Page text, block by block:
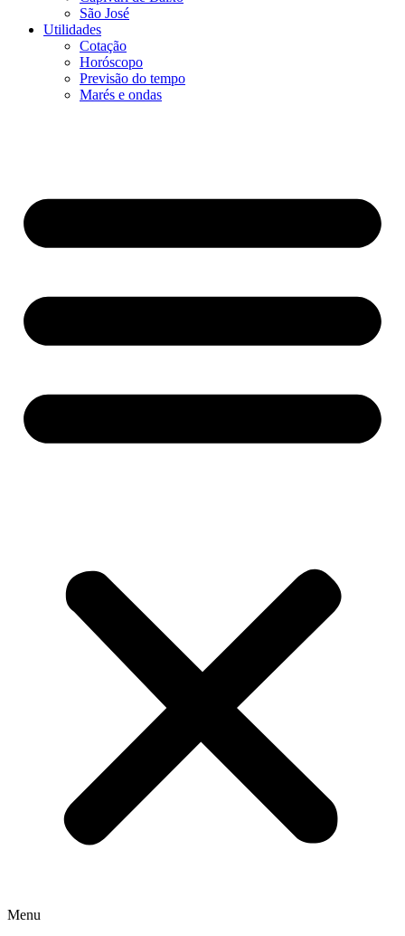
São José
Utilidades
Cotação
Horóscopo
Previsão do tempo
Marés e ondas
Menu